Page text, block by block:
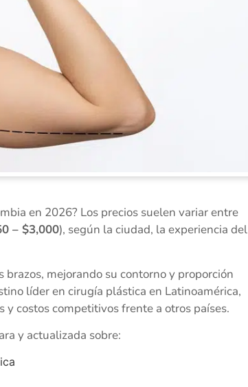
en 2026? Los precios suelen variar entre
– $3,000), según la ciudad, la experiencia del
mejorando su contorno y proporción
líder en cirugía plástica en Latinoamérica,
costos competitivos frente a otros países.
y actualizada sobre: